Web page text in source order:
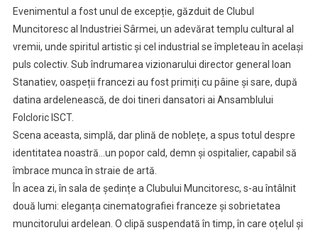
Evenimentul a fost unul de excepție, găzduit de Clubul
Muncitoresc al Industriei Sârmei, un adevărat templu cultural al
vremii, unde spiritul artistic și cel industrial se împleteau în același
puls colectiv. Sub îndrumarea vizionarului director general Ioan
Stanatiev, oaspeții francezi au fost primiți cu pâine și sare, după
datina ardelenească, de doi tineri dansatori ai Ansamblului
Folcloric ISCT.
Scena aceasta, simplă, dar plină de noblețe, a spus totul despre
identitatea noastră…un popor cald, demn și ospitalier, capabil să
îmbrace munca în straie de artă.
În acea zi, în sala de ședințe a Clubului Muncitoresc, s-au întâlnit
două lumi: eleganța cinematografiei franceze și sobrietatea
muncitorului ardelean. O clipă suspendată în timp, în care oțelul și